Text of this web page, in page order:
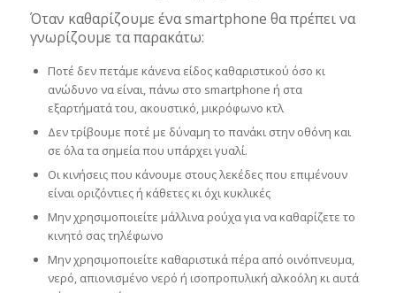
Όταν καθαρίζουμε ένα smartphone θα πρέπει να
γνωρίζουμε τα παρακάτω:
Ποτέ δεν πετάμε κάνενα είδος καθαριστικού όσο κι
ανώδυνο να είναι, πάνω στο smartphone ή στα
εξαρτήματά του, ακουστικό, μικρόφωνο κτλ
Δεν τρίβουμε ποτέ με δύναμη το πανάκι στην οθόνη και
σε όλα τα σημεία που υπάρχει γυαλί.
Οι κινήσεις που κάνουμε στους λεκέδες που επιμένουν
είναι οριζόντιες ή κάθετες κι όχι κυκλικές
Μην χρησιμοποιείτε μάλλινα ρούχα για να καθαρίζετε το
κινητό σας τηλέφωνο
Μην χρησιμοποιείτε καθαριστικά πέρα από οινόπνευμα,
νερό, απιονισμένο νερό ή ισοπροπυλική αλκοόλη κι αυτά